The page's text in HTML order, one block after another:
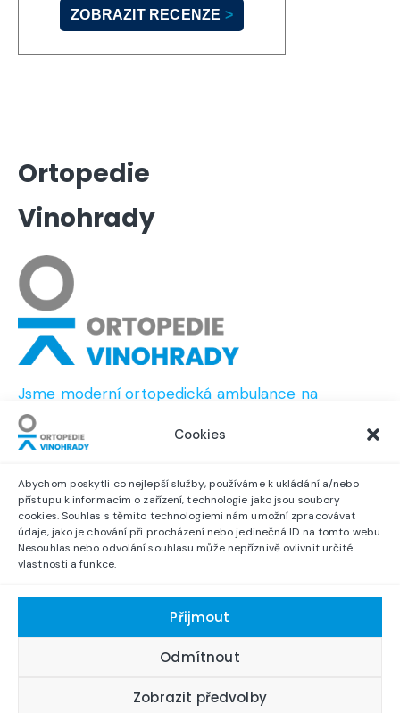
Cookies
Abychom poskytli co nejlepší služby, používáme k ukládání a/nebo
přístupu k informacím o zařízení, technologie jako jsou soubory
cookies. Souhlas s těmito technologiemi nám umožní zpracovávat
údaje, jako je chování při procházení nebo jedinečná ID na tomto webu.
Nesouhlas nebo odvolání souhlasu může nepříznivě ovlivnit určité
vlastnosti a funkce.
Přijmout
Odmítnout
Zobrazit předvolby
ZOBRAZIT RECENZE >
Ortopedie
Vinohrady
Jsme moderní ortopedická ambulance na
pražských Vinohradech.
Kontaktujte nás
KONTAKTNÍ ÚDAJE
info@ortopedievinohrady.cz
606 042 440
Šrobárova 2112/73, Vinohrady, 130 00 Praha 3